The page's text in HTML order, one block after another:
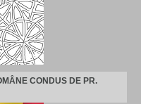
CONDUS DE PR.